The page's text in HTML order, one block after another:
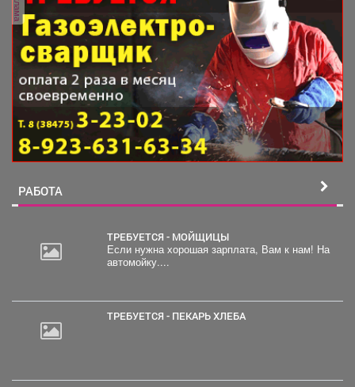
РАБОТА
ТРЕБУЕТСЯ - МОЙЩИЦЫ
Если нужна хорошая зарплата, Вам к нам! На
автомойку....
ТРЕБУЕТСЯ - ПЕКАРЬ ХЛЕБА